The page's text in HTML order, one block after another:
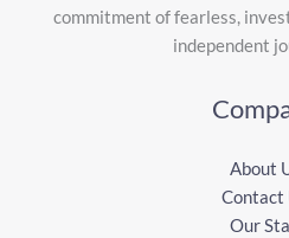
commitment of fearless,
independent
About
Contact
Our